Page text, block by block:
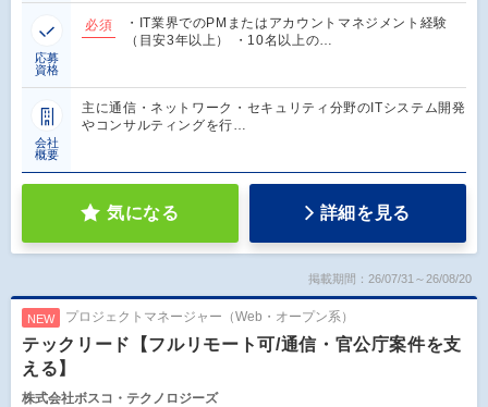
応募
資格
必須
・IT業界でのPMまたはアカウントマネジメント経験
（目安3年以上） ・10名以上の…
会社
概要
主に通信・ネットワーク・セキュリティ分野のITシステム開発
やコンサルティングを行…
気になる 詳細を見る
掲載期間：26/07/31～26/08/20
NEW プロジェクトマネージャー（Web・オープン系）
テックリード【フルリモート可/通信・官公庁案件を支
える】
株式会社ボスコ・テクノロジーズ